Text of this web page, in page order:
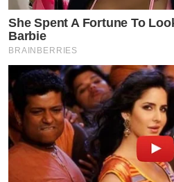
She Spent A Fortune To
Barbie
BRAINBERRIES